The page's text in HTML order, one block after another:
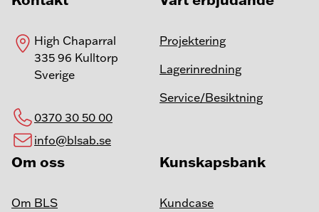
High Chaparral
335 96 Kulltorp
Sverige
0370 30 50 00
info@blsab.se
Projektering
Lagerinredning
Service/Besiktning
Om oss
Om BLS
Kunskapsbank
Kundcase